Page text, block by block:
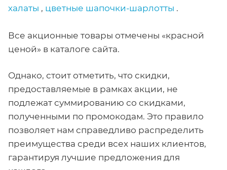
халаты , цветные шапочки-шарлотты .
Все акционные товары отмечены «красной
ценой» в каталоге сайта.
Однако, стоит отметить, что скидки,
предоставляемые в рамках акции, не
подлежат суммированию со скидками,
полученными по промокодам. Это правило
позволяет нам справедливо распределить
преимущества среди всех наших клиентов,
гарантируя лучшие предложения для